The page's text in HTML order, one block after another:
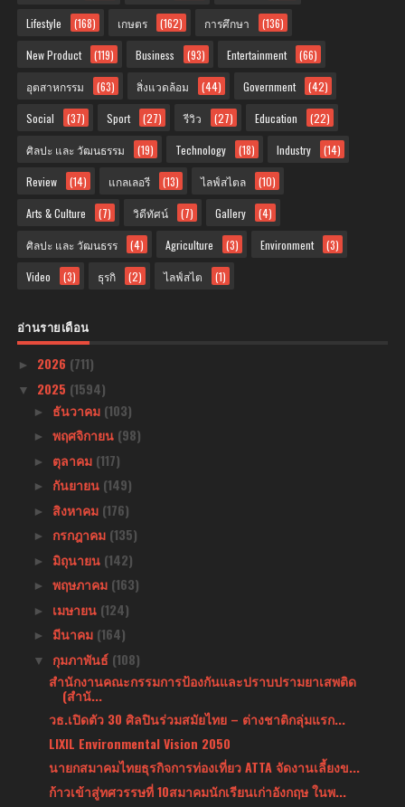
Lifestyle (168) เกษตร (162) การศึกษา (136)
New Product (119) Business (93) Entertainment (66)
อุตสาหกรรม (63) สิ่งแวดล้อม (44) Government (42)
Social (37) Sport (27) รีวิว (27) Education (22)
ศิลปะ และ วัฒนธรรม (19) Technology (18) Industry (14)
Review (14) แกลเลอรี (13) ไลฟ์สไตล (10)
Arts & Culture (7) วิดีทัศน์ (7) Gallery (4)
ศิลปะ และ วัฒนธรร (4) Agriculture (3) Environment (3)
Video (3) ธุรกิ (2) ไลฟ์สไต (1)
อ่านรายเดือน
► 2026 (711)
▼ 2025 (1594)
► ธันวาคม (103)
► พฤศจิกายน (98)
► ตุลาคม (117)
► กันยายน (149)
► สิงหาคม (176)
► กรกฎาคม (135)
► มิถุนายน (142)
► พฤษภาคม (163)
► เมษายน (124)
► มีนาคม (164)
▼ กุมภาพันธ์ (108)
สำนักงานคณะกรรมการป้องกันและปราบปรามยาเสพติด
(สำนั...
วธ.เปิดตัว 30 ศิลปินร่วมสมัยไทย – ต่างชาติกลุ่มแรก...
LIXIL Environmental Vision 2050
นายกสมาคมไทยธุรกิจการท่องเที่ยว ATTA จัดงานเลี้ยงข...
ก้าวเข้าสู่ทศวรรษที่ 10สมาคมนักเรียนเก่าอังกฤษ ในพ...